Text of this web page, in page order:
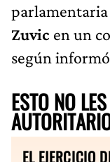
Zuvic en un
según
ESTO NO
EL EJERCICIO